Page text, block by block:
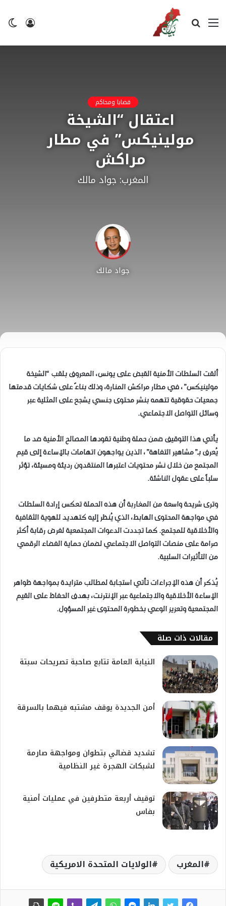
تسجيل
القائمة بحث
قضايا ومحاكم
اعتقال “الشيخة
مولينيكس” في مطار
مراكش
المغرب: جواد مالك
جواد مالك
ألقت السلطات الأمنية القبض على يونس، المعروف بلقب “الشيخة
مولينيكس”، في مطار مراكش المنارة، وذلك بناءً على شكايات قدمتها
جمعيات حقوقية تتهمه بنشر محتوى جنسي يشجع على المثلية عبر
وسائل التواصل الاجتماعي.
يأتي هذا التوقيف ضمن حملة وطنية تقودها المصالح الأمنية ضد ما
يُعرف بـ”مشاهير التفاهة”، الذين يواجهون اتهامات بالإساءة إلى قيم
المجتمع من خلال نشر محتويات اعتبرها المنتقدون رديئة ومسيئة، تؤثر
سلباً على عقول الناشئة.
وترى شريحة واسعة من المغاربة أن هذه الحملة تعكس إرادة السلطات
في مواجهة المحتوى الهابط، الذي يُنظر إليه كتهديد للهوية الثقافية
والأخلاقية للمجتمع. كما تجددت الدعوات المجتمعية لفرض رقابة أكثر
صرامة على منصات التواصل الاجتماعي لضمان حماية الفضاء الرقمي
من التأثيرات السلبية.
يُذكر أن هذه الإجراءات تأتي استجابة لمطالب متزايدة بمواجهة ظواهر
الإساءة الأخلاقية والاجتماعية عبر الإنترنت، بهدف الحفاظ على القيم
المجتمعية وتعزيز الوعي بخطورة المحتوى غير المسؤول.
مقالات ذات صلة
النيابة العامة تتابع صاحبة تصريحات سبتة
​أمن الجديدة يوقف مشتبه فيهما بالسرقة
تشديد قضائي بتطوان ومواجهة صارمة
لشبكات الهجرة غير النظامية
توقيف أربعة متطرفين في عمليات أمنية
بفاس
المغرب الولايات المتحدة الامريكية